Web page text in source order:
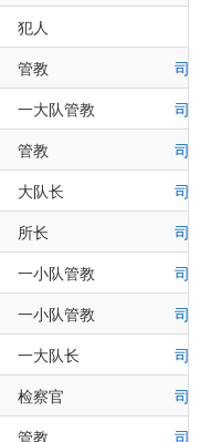
犯人
管教
司
一大队管教
司
管教
司
大队长
司
所长
司
一小队管教
司
一小队管教
司
一大队长
司
检察官
司
管教
司